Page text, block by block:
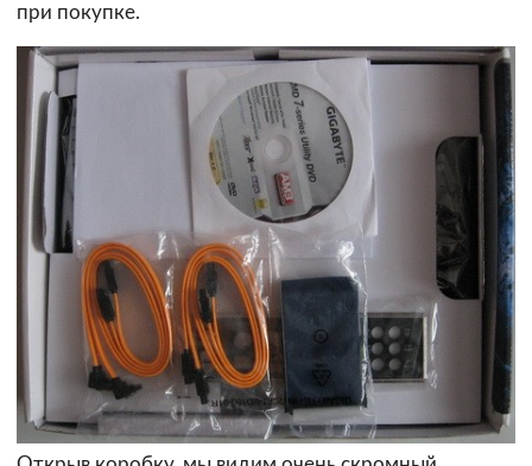
при покупке.